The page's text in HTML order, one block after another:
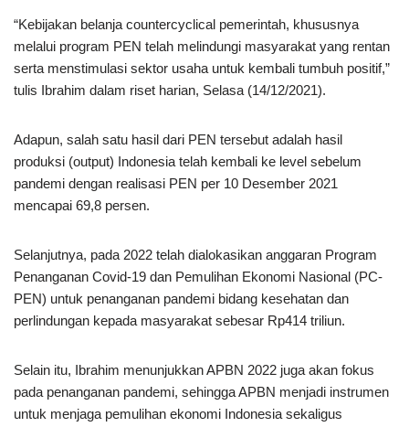
“Kebijakan belanja countercyclical pemerintah, khususnya
melalui program PEN telah melindungi masyarakat yang rentan
serta menstimulasi sektor usaha untuk kembali tumbuh positif,”
tulis Ibrahim dalam riset harian, Selasa (14/12/2021).
Adapun, salah satu hasil dari PEN tersebut adalah hasil
produksi (output) Indonesia telah kembali ke level sebelum
pandemi dengan realisasi PEN per 10 Desember 2021
mencapai 69,8 persen.
Selanjutnya, pada 2022 telah dialokasikan anggaran Program
Penanganan Covid-19 dan Pemulihan Ekonomi Nasional (PC-
PEN) untuk penanganan pandemi bidang kesehatan dan
perlindungan kepada masyarakat sebesar Rp414 triliun.
Selain itu, Ibrahim menunjukkan APBN 2022 juga akan fokus
pada penanganan pandemi, sehingga APBN menjadi instrumen
untuk menjaga pemulihan ekonomi Indonesia sekaligus